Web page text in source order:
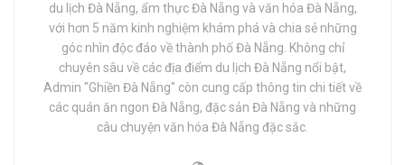
du lịch Đà Nẵng, ẩm thực Đà Nẵng và văn hóa Đà Nẵng,
với hơn 5 năm kinh nghiệm khám phá và chia sẻ những
góc nhìn độc đáo về thành phố Đà Nẵng. Không chỉ
chuyên sâu về các địa điểm du lịch Đà Nẵng nổi bật,
Admin "Ghiền Đà Nẵng" còn cung cấp thông tin chi tiết về
các quán ăn ngon Đà Nẵng, đặc sản Đà Nẵng và những
câu chuyện văn hóa Đà Nẵng đặc sắc.